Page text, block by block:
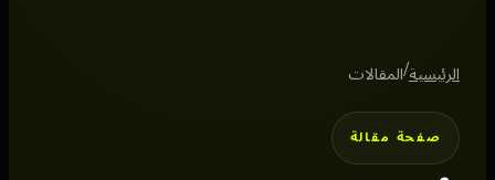
الرئيسية/المقالات
صفحة مقالة